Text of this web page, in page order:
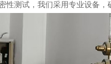
性测试，我们采用专业设备，